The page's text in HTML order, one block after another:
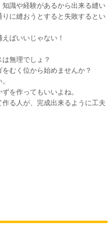
識や経験があるから出来る縫い
に縫おうとすると失敗するとい
ばいいじゃない！
無理でしょ？
むく位から始めませんか？
を作ってもいいよね。
る人が、完成出来るように工夫